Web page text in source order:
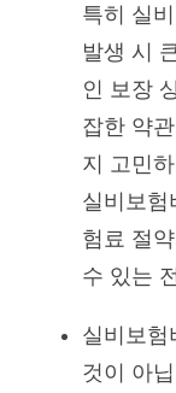
특히 실
발생 시
인 보장
잡한 약
지 고민
실비보험
험료 절
수 있는
실비보험
것이 아